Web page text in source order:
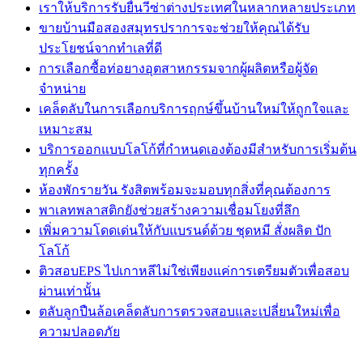
เราให้บริการรับยื่นวีซ่าต่างประเทศในหลากหลายประเภท
ขายบ้านมือสองสมุทรปราการจะช่วยให้คุณได้รับ
ประโยชน์จากทำเลที่ดี
การเลือกซื้อท่อยางอุตสาหกรรมจากผู้ผลิตหรือผู้จัด
จำหน่าย
เคล็ดลับในการเลือกบริการฤกษ์ขึ้นบ้านใหม่ให้ถูกใจและ
เหมาะสม
บริการออกแบบโลโก้ที่กำหนดเองต้องมีสำหรับการเริ่มต้น
ทุกครั้ง
ห้องพักรายวัน รังสิตพร้อมจะมอบทุกสิ่งที่คุณต้องการ
พาเลทพลาสติกยังช่วยสร้างความเชื่อมโยงที่ลึก
เพิ่มความโดดเด่นให้กับแบรนด์ด้วย ชุดหมี สั่งผลิต ปัก
โลโก้
ติวสอบEPS ไปเกาหลีไม่ใช่เพียงแค่การเตรียมตัวเพื่อสอบ
ผ่านเท่านั้น
ตลับลูกปืนล้อเคล็ดลับการตรวจสอบและเปลี่ยนใหม่เพื่อ
ความปลอดภัย